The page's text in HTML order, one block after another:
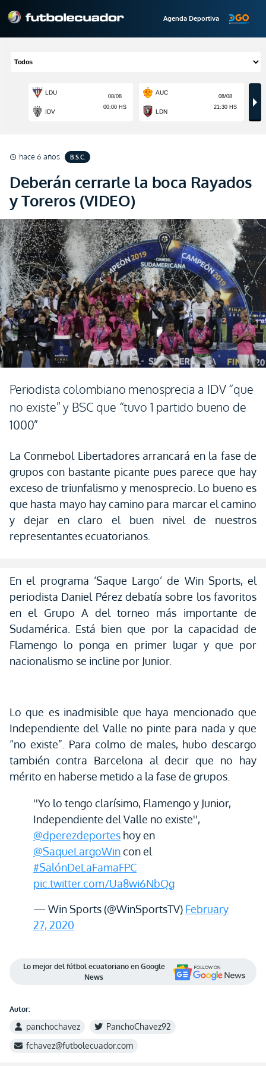
Agenda Deportiva
schedule hace 6 años B.S.C.
Deberán cerrarle la boca Rayados
y Toreros (VIDEO)
Periodista colombiano menosprecia a IDV “que
no existe” y BSC que “tuvo 1 partido bueno de
1000”
La Conmebol Libertadores arrancará en la fase de
grupos con bastante picante pues parece que hay
exceso de triunfalismo y menosprecio. Lo bueno es
que hasta mayo hay camino para marcar el camino
y dejar en claro el buen nivel de nuestros
representantes ecuatorianos.
En el programa ‘Saque Largo’ de Win Sports, el
periodista Daniel Pérez debatía sobre los favoritos
en el Grupo A del torneo más importante de
Sudamérica. Está bien que por la capacidad de
Flamengo lo ponga en primer lugar y que por
nacionalismo se incline por Junior.
Lo que es inadmisible que haya mencionado que
Independiente del Valle no pinte para nada y que
“no existe”. Para colmo de males, hubo descargo
también contra Barcelona al decir que no hay
mérito en haberse metido a la fase de grupos.
''Yo lo tengo clarísimo, Flamengo y Junior,
Independiente del Valle no existe'',
@dperezdeportes hoy en
@SaqueLargoWincon el
#SalónDeLaFamaFPC
pic.twitter.com/Ua8wi6NbQg
— Win Sports (@WinSportsTV) February
27, 2020
Lo mejor del fútbol ecuatoriano en Google
News
Autor:
panchochavez
PanchoChavez92
fchavez@futbolecuador.com